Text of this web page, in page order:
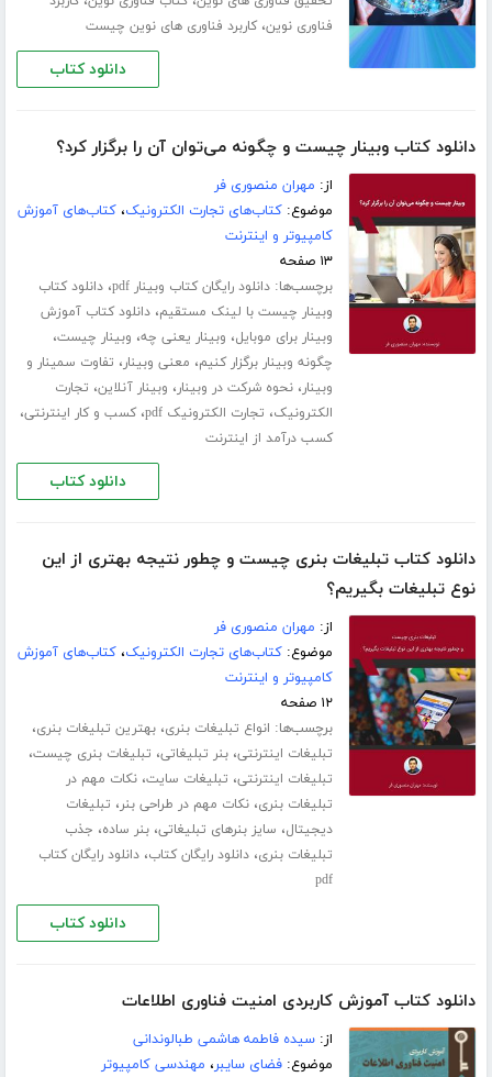
فناوری نوین،کاربرد فناوری های نوین چیست
دانلود کتاب
دانلود کتاب وبینار چیست و چگونه می‌توان آن را برگزار کرد؟
از: مهران منصوری فر
موضوع:کتاب‌های تجارت الکترونیک،کتاب‌های آموزش
کامپیوتر و اینترنت
۱۳ صفحه
برچسب‌ها:دانلود رایگان کتاب وبینار pdf ،دانلود کتاب
وبینار چیست با لینک مستقیم،دانلود کتاب آموزش
وبینار برای موبایل، وبینار یعنی چه، وبینار چیست،
چگونه وبینار برگزار کنیم، معنی وبینار، تفاوت سمینار و
وبینار،نحوه شرکت در وبینار، وبینار آنلاین، تجارت
الکترونیک، تجارت الکترونیک pdf ،کسب و کار اینترنتی،
کسب درآمد از اینترنت
دانلود کتاب
دانلود کتاب تبلیغات بنری چیست و چطور نتیجه بهتری از این
نوع تبلیغات بگیریم؟
از: مهران منصوری فر
موضوع:کتاب‌های تجارت الکترونیک،کتاب‌های آموزش
کامپیوتر و اینترنت
۱۲ صفحه
برچسب‌ها: انواع تبلیغات بنری،بهترین تبلیغات بنری،
تبلیغات اینترنتی،بنر تبلیغاتی، تبلیغات بنری چیست،
تبلیغات اینترنتی، تبلیغات سایت،نکات مهم در
تبلیغات بنری،نکات مهم در طراحی بنر، تبلیغات
دیجیتال، سایز بنرهای تبلیغاتی،بنر ساده، جذب
تبلیغات بنری،دانلود رایگان کتاب،دانلود رایگان کتاب
pdf
دانلود کتاب
دانلود کتاب آموزش کاربردی امنیت فناوری اطلاعات
از:سیده فاطمه هاشمی طبالوندانی
موضوع:فضای سایبر، مهندسی کامپیوتر